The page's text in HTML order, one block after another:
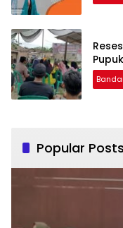
Popular Posts